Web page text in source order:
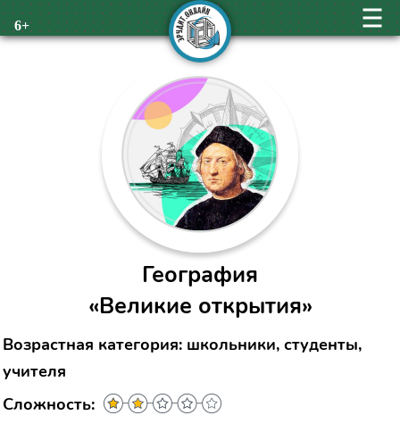
6+
География
«Великие открытия»
Возрастная категория: школьники, студенты,
учителя
Сложность: